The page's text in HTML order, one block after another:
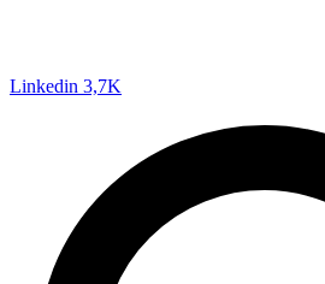
Linkedin 3,7K